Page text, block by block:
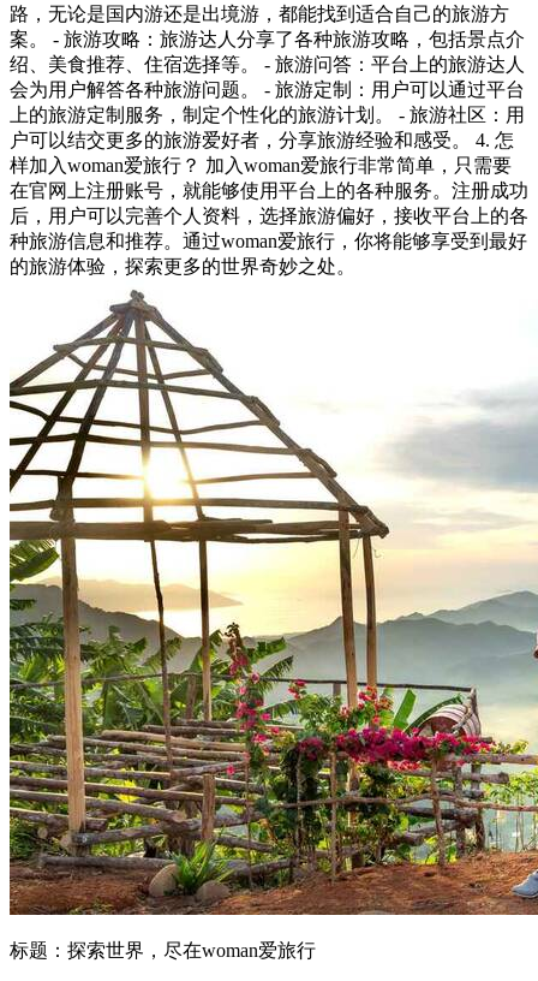
路，无论是国内游还是出境游，都能找到适合自己的旅游方
案。 - 旅游攻略：旅游达人分享了各种旅游攻略，包括景点介
绍、美食推荐、住宿选择等。 - 旅游问答：平台上的旅游达人
会为用户解答各种旅游问题。 - 旅游定制：用户可以通过平台
上的旅游定制服务，制定个性化的旅游计划。 - 旅游社区：用
户可以结交更多的旅游爱好者，分享旅游经验和感受。 4. 怎
样加入woman爱旅行？ 加入woman爱旅行非常简单，只需要
在官网上注册账号，就能够使用平台上的各种服务。注册成功
后，用户可以完善个人资料，选择旅游偏好，接收平台上的各
种旅游信息和推荐。通过woman爱旅行，你将能够享受到最好
的旅游体验，探索更多的世界奇妙之处。
标题：探索世界，尽在woman爱旅行